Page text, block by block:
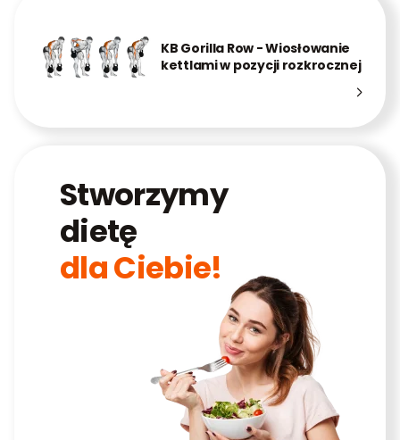
KB Gorilla Row - Wiosłowanie
kettlami w pozycji rozkrocznej
Stworzymy
dietę
dla Ciebie!